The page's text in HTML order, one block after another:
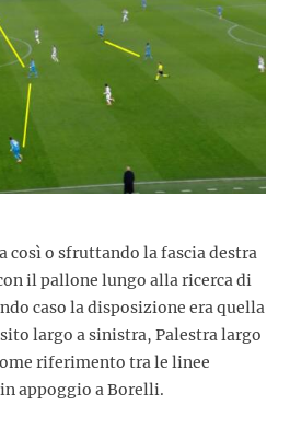
così o sfruttando la fascia destra
il pallone lungo alla ricerca di
caso la disposizione era quella
largo a sinistra, Palestra largo
riferimento tra le linee
appoggio a Borelli.